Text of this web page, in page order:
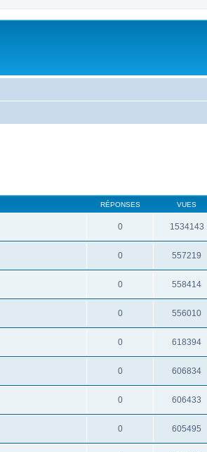
RÉPONSES VUES
0 1534143
0 557219
0 558414
0 556010
0 618394
0 606834
0 606433
0 605495